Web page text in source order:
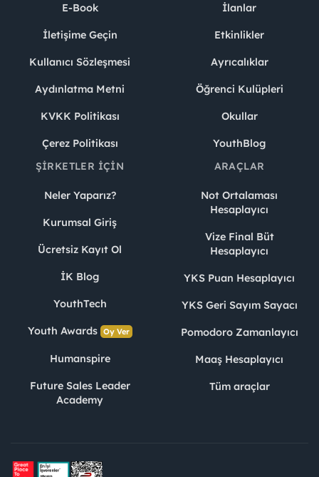
E-Book
İletişime Geçin
Kullanıcı Sözleşmesi
Aydınlatma Metni
KVKK Politikası
Çerez Politikası
İlanlar
Etkinlikler
Ayrıcalıklar
Öğrenci Kulüpleri
Okullar
YouthBlog
ŞIRKETLER İÇIN
Neler Yaparız?
Kurumsal Giriş
Ücretsiz Kayıt Ol
İK Blog
YouthTech
Youth Awards Oy Ver
Humanspire
Future Sales Leader
Academy
ARAÇLAR
Not Ortalaması
Hesaplayıcı
Vize Final Büt
Hesaplayıcı
YKS Puan Hesaplayıcı
YKS Geri Sayım Sayacı
Pomodoro Zamanlayıcı
Maaş Hesaplayıcı
Tüm araçlar